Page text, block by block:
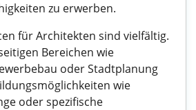
zu erwerben.
für Architekten sind vielfältig.
Bereichen wie
oder Stadtplanung
wie
oder spezifische